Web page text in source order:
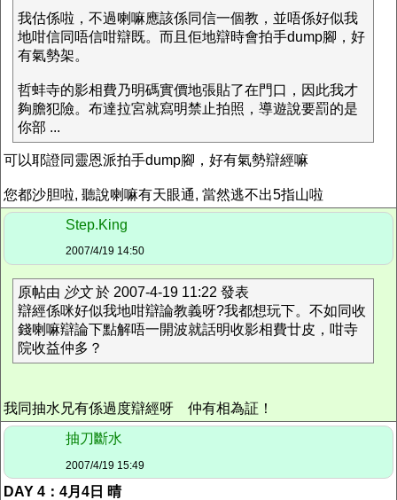
我估係啦，不過喇嘛應該係同信一個教，並唔係好似我
地咁信同唔信咁辯既。而且佢地辯時會拍手dump腳，好
有氣勢架。
哲蚌寺的影相費乃明碼實價地張貼了在門口，因此我才
夠膽犯險。布達拉宮就寫明禁止拍照，導遊說要罰的是
你部 ...
可以耶證同靈恩派拍手dump腳，好有氣勢辯經嘛
您都沙胆啦, 聽說喇嘛有天眼通, 當然逃不出5指山啦
Step.King
2007/4/19 14:50
原帖由 沙文於 2007-4-19 11:22 發表
辯經係咪好似我地咁辯論教義呀?我都想玩下。不如同收
錢喇嘛辯論下點解唔一開波就話明收影相費廿皮，咁寺
院收益仲多？
我同抽水兄有係過度辯經呀 仲有相為証！
抽刀斷水
2007/4/19 15:49
DAY 4：4月4日 晴